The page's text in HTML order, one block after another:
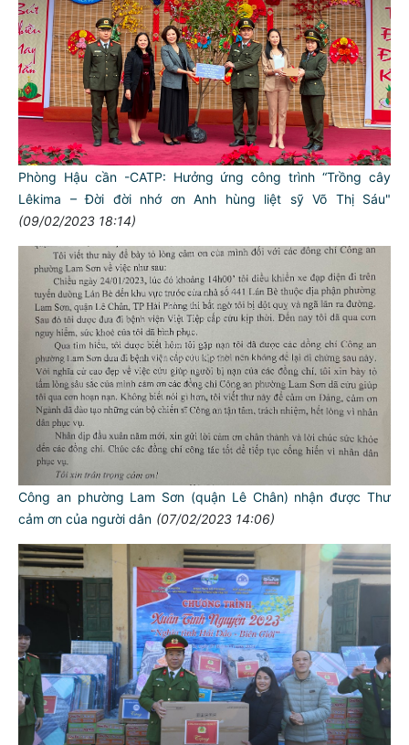
Phòng Hậu cần -CATP: Hưởng ứng công trình “Trồng cây
Lêkima – Đời đời nhớ ơn Anh hùng liệt sỹ Võ Thị Sáu"
(09/02/2023 18:14)
Công an phường Lam Sơn (quận Lê Chân) nhận được Thư
cảm ơn của người dân (07/02/2023 14:06)
TƯ CÁCH
NGƯỜI CÔNG AN CÁCH MỆNH LÀ:
Đối với tự mình, phải
CẦN, KIỆM, LIÊM, CHÍNH